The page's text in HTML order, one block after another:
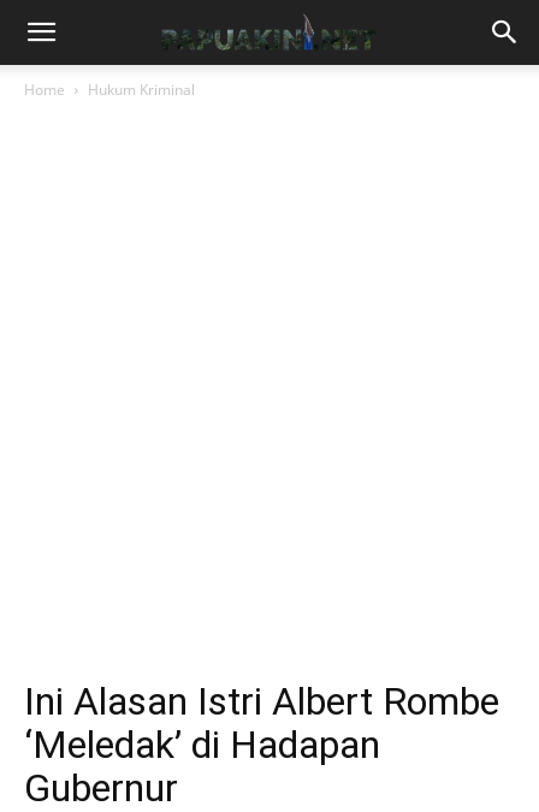
Home Hukum Kriminal
Ini Alasan Istri Albert Rombe
‘Meledak’ di Hadapan
Gubernur